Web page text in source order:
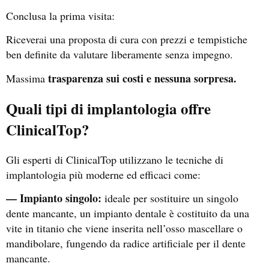
Conclusa la prima visita:
Riceverai una proposta di cura con prezzi e tempistiche
ben definite da valutare liberamente senza impegno.
Massima trasparenza sui costi e nessuna sorpresa.
Quali tipi di implantologia offre
ClinicalTop?
Gli esperti di ClinicalTop utilizzano le tecniche di
implantologia più moderne ed efficaci come:
— Impianto singolo: ideale per sostituire un singolo
dente mancante, un impianto dentale è costituito da una
vite in titanio che viene inserita nell’osso mascellare o
mandibolare, fungendo da radice artificiale per il dente
mancante.